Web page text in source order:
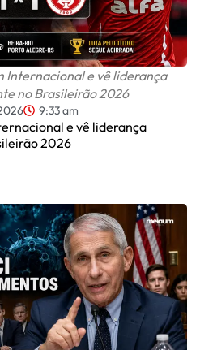
Internacional e vê liderança
no Brasileirão 2026
9:33 am
e vê liderança
2026